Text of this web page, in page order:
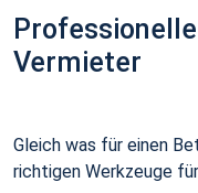
Vermieter
Gleich was für einen
richtigen Werkzeuge